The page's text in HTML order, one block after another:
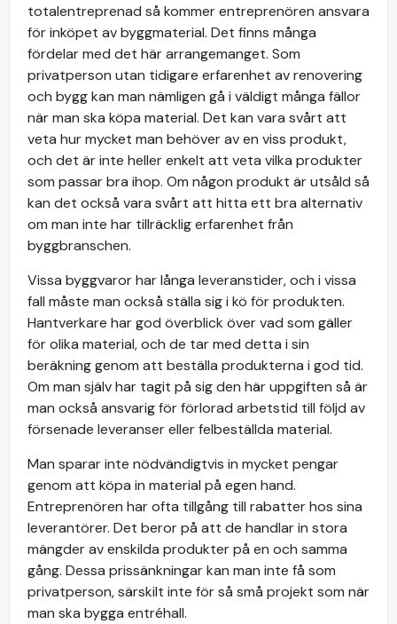
totalentreprenad så kommer entreprenören ansvara
för inköpet av byggmaterial. Det finns många
fördelar med det här arrangemanget. Som
privatperson utan tidigare erfarenhet av renovering
och bygg kan man nämligen gå i väldigt många fällor
när man ska köpa material. Det kan vara svårt att
veta hur mycket man behöver av en viss produkt,
och det är inte heller enkelt att veta vilka produkter
som passar bra ihop. Om någon produkt är utsåld så
kan det också vara svårt att hitta ett bra alternativ
om man inte har tillräcklig erfarenhet från
byggbranschen.
Vissa byggvaror har långa leveranstider, och i vissa
fall måste man också ställa sig i kö för produkten.
Hantverkare har god överblick över vad som gäller
för olika material, och de tar med detta i sin
beräkning genom att beställa produkterna i god tid.
Om man själv har tagit på sig den här uppgiften så är
man också ansvarig för förlorad arbetstid till följd av
försenade leveranser eller felbeställda material.
Man sparar inte nödvändigtvis in mycket pengar
genom att köpa in material på egen hand.
Entreprenören har ofta tillgång till rabatter hos sina
leverantörer. Det beror på att de handlar in stora
mängder av enskilda produkter på en och samma
gång. Dessa prissänkningar kan man inte få som
privatperson, särskilt inte för så små projekt som när
man ska bygga entréhall.